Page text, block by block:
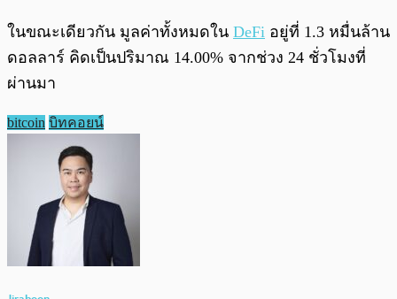
ในขณะเดียวกัน มูลค่าทั้งหมดใน DeFi อยู่ที่ 1.3 หมื่นล้าน
ดอลลาร์ คิดเป็นปริมาณ 14.00% จากช่วง 24 ชั่วโมงที่
ผ่านมา
bitcoin บิทคอยน์